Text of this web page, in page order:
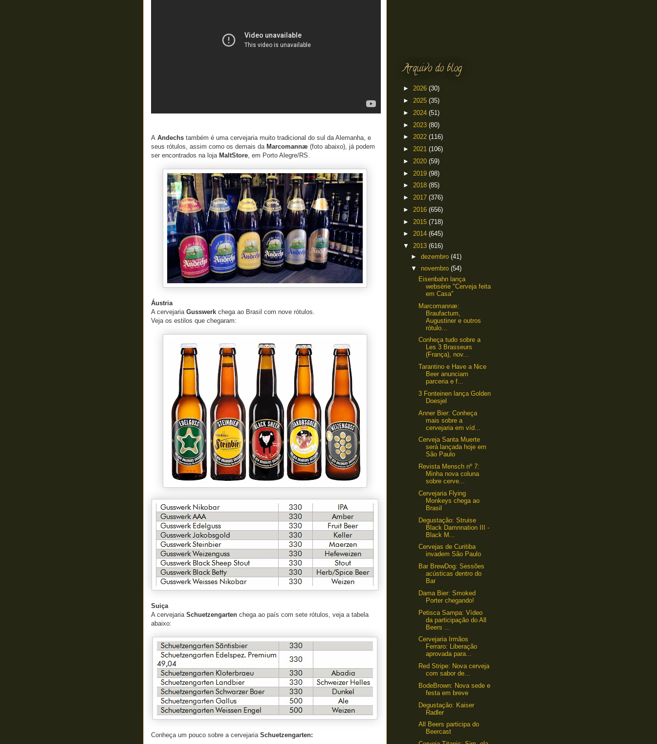
A Andechs também é uma cervejaria muito tradicional do sul da Alemanha, e
seus rótulos, assim como os demais da Marcomannæ (foto abaixo), já podem
ser encontrados na loja MaltStore, em Porto Alegre/RS.
Áustria
A cervejaria Gusswerk chega ao Brasil com nove rótulos.
Veja os estilos que chegaram:
Suiça
A cervejaria Schuetzengarten chega ao país com sete rótulos, veja a tabela
abaixo:
Conheça um pouco sobre a cervejaria Schuetzengarten:
Arquivo do blog
► 2026 (30)
► 2025 (35)
► 2024 (51)
► 2023 (80)
► 2022 (116)
► 2021 (106)
► 2020 (59)
► 2019 (98)
► 2018 (85)
► 2017 (376)
► 2016 (656)
► 2015 (718)
► 2014 (645)
▼ 2013 (616)
► dezembro (41)
▼ novembro (54)
Eisenbahn lança
websérie "Cerveja feita
em Casa"
Marcomannæ:
Braufactum,
Augustiner e outros
rótulo...
Conheça tudo sobre a
Les 3 Brasseurs
(França), nov...
Tarantino e Have a Nice
Beer anunciam
parceria e f...
3 Fonteinen lança Golden
Doesjel
Anner Bier: Conheça
mais sobre a
cervejaria em víd...
Cerveja Santa Muerte
será lançada hoje em
São Paulo
Revista Mensch nº 7:
Minha nova coluna
sobre cerve...
Cervejaria Flying
Monkeys chega ao
Brasil
Degustação: Struise
Black Damnnation III -
Black M...
Cervejas de Curitiba
invadem São Paulo
Bar BrewDog: Sessões
acústicas dentro do
Bar
Dama Bier: Smoked
Porter chegando!
Petisca Sampa: Vídeo
da participação do All
Beers ...
Cervejaria Irmãos
Ferraro: Liberação
aprovada para...
Red Stripe: Nova cerveja
com sabor de...
BodeBrown: Nova sede e
festa em breve
Degustação: Kaiser
Radler
All Beers participa do
Beercast